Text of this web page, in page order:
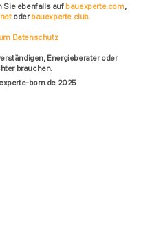
Sie ebenfalls auf bauexperte.com,
oderbauexperte.club.
Datenschutz
Energieberater oder
brauchen.
born.de 2025